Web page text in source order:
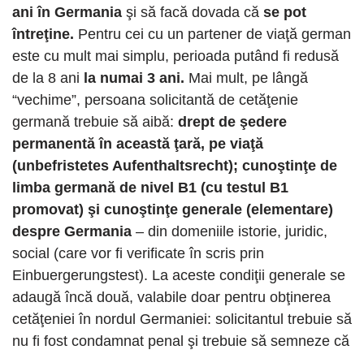
ani în Germania şi să facă dovada că se pot
întreţine. Pentru cei cu un partener de viaţă german
este cu mult mai simplu, perioada putând fi redusă
de la 8 ani la numai 3 ani. Mai mult, pe lângă
“vechime”, persoana solicitantă de cetăţenie
germană trebuie să aibă: drept de şedere
permanentă în această ţară, pe viaţă
(unbefristetes Aufenthaltsrecht); cunoştinţe de
limba germană de nivel B1 (cu testul B1
promovat) şi cunoştinţe generale (elementare)
despre Germania – din domeniile istorie, juridic,
social (care vor fi verificate în scris prin
Einbuergerungstest). La aceste condiţii generale se
adaugă încă două, valabile doar pentru obţinerea
cetăţeniei în nordul Germaniei: solicitantul trebuie să
nu fi fost condamnat penal şi trebuie să semneze că